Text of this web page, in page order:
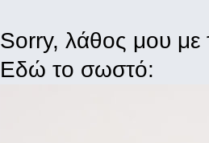
Sorry, λάθος μου με
Εδώ το σωστό: